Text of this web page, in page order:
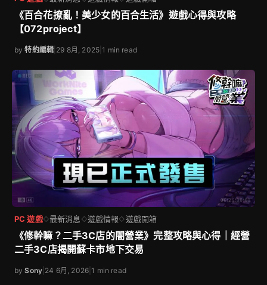
《百合花撩亂！美少女的百合生活》遊戲心得與攻略
【072project】
by特約編輯 29 8月, 2025 |1 min read
PC 遊戲◇最新消息 ◇遊戲情報◇遊戲開箱
《修幹嘛？二手3C店的闇營業》完整攻略與心得｜經營
二手3C店揭開蘇卡市地下交易
bySony 24 6月, 2026 |1 min read